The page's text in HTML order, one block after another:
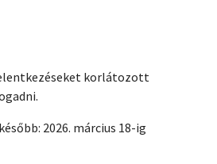
korlátozott
2026. március 18-ig